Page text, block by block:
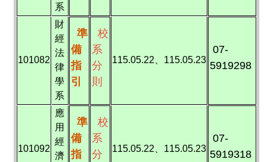
系
101082
財
經
法
律
學
系
準
備
指
引
校
系
分
則
115.05.22、115.05.23
07-
5919298
101092
應
用
經
濟
準
備
指
校
系
分
115.05.22、115.05.23
07-
5919318